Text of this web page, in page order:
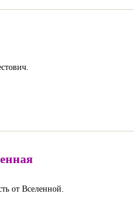
от Вселенной.